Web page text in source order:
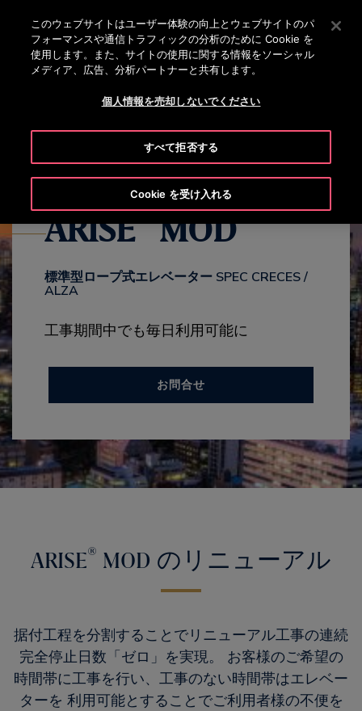
[Enter]を押してメインコンテンツにスキップします
検
索
HIGHLIGHTS MODELS CONTACT
ARISE®MOD
標準型ロープ式エレベーター SPEC CRECES /
ALZA
工事期間中でも毎日利用可能に
お問合せ
ARISE® MOD のリニューアル
据付工程を分割することでリニューアル工事の連続
完全停止日数「ゼロ」を実現。 お客様のご希望の
時間帯に工事を行い、工事のない時間帯はエレベー
ターを 利用可能とすることでご利用者様の不便を
このウェブサイトはユーザー体験の向上とウェブサイトのパ
フォーマンスや通信トラフィックの分析のために Cookie を
使用します。また、サイトの使用に関する情報をソーシャル
メディア、広告、分析パートナーと共有します。
個人情報を売却しないでください
すべて拒否する
Cookie を受け入れる